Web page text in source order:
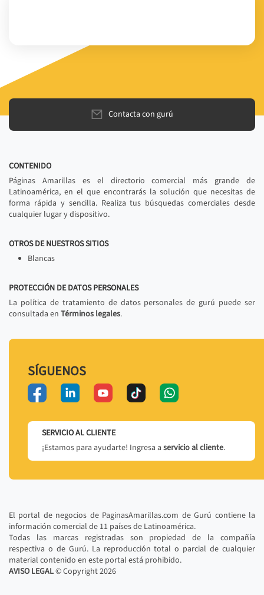
Contacta con gurú
CONTENIDO
Páginas Amarillas es el directorio comercial más grande de
Latinoamérica, en el que encontrarás la solución que necesitas de
forma rápida y sencilla. Realiza tus búsquedas comerciales desde
cualquier lugar y dispositivo.
OTROS DE NUESTROS SITIOS
Blancas
PROTECCIÓN DE DATOS PERSONALES
La política de tratamiento de datos personales de gurú puede ser
consultada en Términos legales.
SÍGUENOS
SERVICIO AL CLIENTE
¡Estamos para ayudarte! Ingresa a servicio al cliente.
El portal de negocios de PaginasAmarillas.com de Gurú contiene la
información comercial de 11 países de Latinoamérica.
Todas las marcas registradas son propiedad de la compañía
respectiva o de Gurú. La reproducción total o parcial de cualquier
material contenido en este portal está prohibido.
AVISO LEGAL© Copyright2026